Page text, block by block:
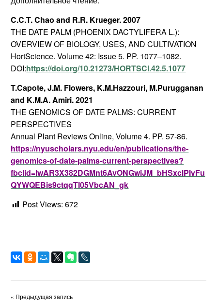
C.C.T. Chao and R.R. Krueger. 2007
THE DATE PALM (PHOENIX DACTYLIFERA L.):
OVERVIEW OF BIOLOGY, USES, AND CULTIVATION
HortScience. Volume 42: Issue 5. PP. 1077–1082.
DOI:https://doi.org/10.21273/HORTSCI.42.5.1077
T.Capote, J.M. Flowers, K.M.Hazzouri, M.Purugganan
and K.M.A. Amiri. 2021
THE GENOMICS OF DATE PALMS: CURRENT
PERSPECTIVES
Annual Plant Reviews Online, Volume 4. PP. 57-86.
https://nyuscholars.nyu.edu/en/publications/the-
genomics-of-date-palms-current-perspectives?
fbclid=IwAR3X382DGMnt6AvONGwiJM_bHSxclPIvFu
QYWQEBis9ctqqTI05VbcAN_gk
Post Views: 672
« Предыдущая запись